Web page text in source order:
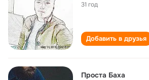
31 год
Добавить в друзья
Проста Баха